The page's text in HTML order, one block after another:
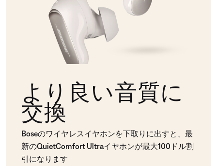
より良い音質に
交換
Boseのワイヤレスイヤホンを下取りに出すと、最
新のQuietComfort Ultraイヤホンが最大100ドル割
引になります